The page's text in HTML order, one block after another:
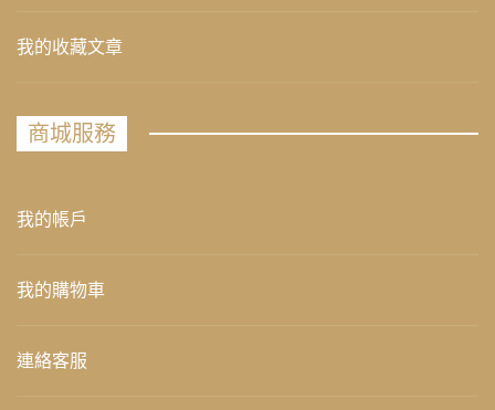
我的收藏文章
商城服務
我的帳戶
我的購物車
連絡客服